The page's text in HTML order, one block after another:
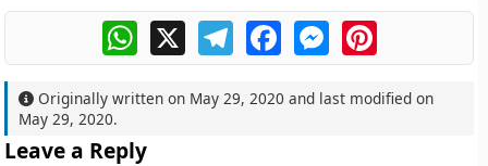
WhatsApp
X TelegramFacebookMessengerPinterest
Originally written on May 29, 2020 and last modified on
May 29, 2020.
Leave a Reply